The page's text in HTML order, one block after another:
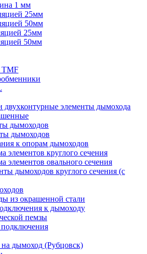
1 мм
25мм
50мм
25мм
50мм
TMF
элементы дымохода
дымоходов
дымоходов
к опорам дымоходов
элементов круглого сечения
элементов овального сечения
дымоходов круглого сечения (с
из окрашенной стали
к дымоходу
пемзы
дымоход (Рубцовск)